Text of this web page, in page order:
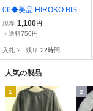
06◆美品 HIROKO BIS ヒ
ロコビス ヒロココシノ 大
きいサイズ 13 LL 2L チュ
ドット モノトーン ストレ
現在 1,100円
＋送料750円
入札 2 残り 22時間
人気の製品
1 2